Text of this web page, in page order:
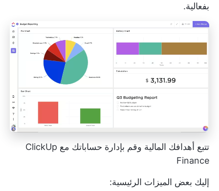
بفعالية.
تتبع أهدافك المالية وقم بإدارة حساباتك مع ClickUp
Finance
إليك بعض الميزات الرئيسية: